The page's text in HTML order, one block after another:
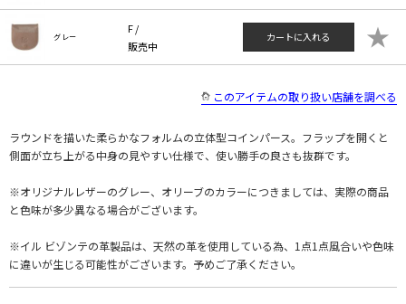
グレー
F /
販売中
カートに入れる ★
このアイテムの取り扱い店舗を調べる
ラウンドを描いた柔らかなフォルムの立体型コインパース。フラップを開くと
側面が立ち上がる中身の見やすい仕様で、使い勝手の良さも抜群です。
※オリジナルレザーのグレー、オリーブのカラーにつきましては、実際の商品
と色味が多少異なる場合がございます。
※イル ビゾンテの革製品は、天然の革を使用している為、1点1点風合いや色味
に違いが生じる可能性がございます。予めご了承ください。